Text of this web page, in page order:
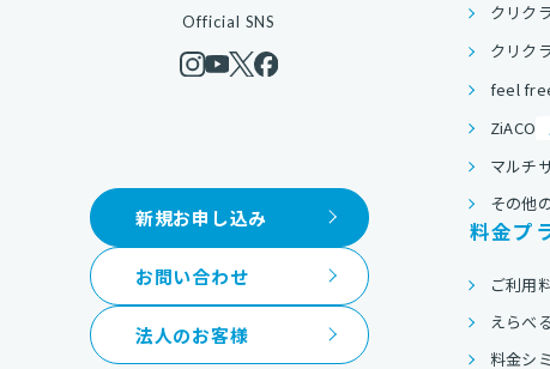
Official SNS
新規お申し込み
お問い合わせ
法人のお客様
クリク
クリク
feel
ZiACO
マルチ
その他
料金プ
ご利用
えらべ
料金シ